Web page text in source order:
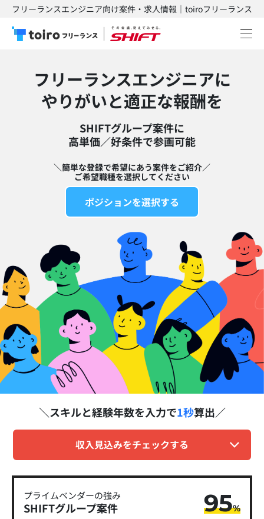
フリーランスエンジニア向け案件・求人情報｜toiroフリーランス
フリーランスエンジニアに
​やりがいと適正な報酬を
SHIFTグループ案件に
高単価／好条件で参画可能​
＼簡単な登録で希望にあう案件をご紹介／
ご希望職種を選択してください
ポジションを選択する
スキルと経験年数を入力で1秒算出
収入見込みをチェックする
プライムベンダーの強み
SHIFTグループ​案件 95%